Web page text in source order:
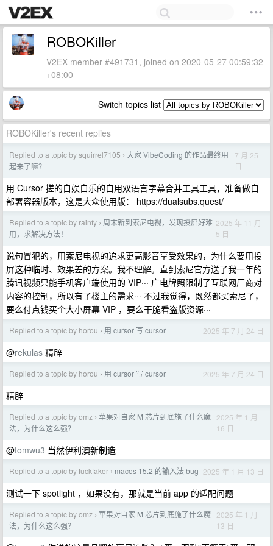
ROBOKiller
V2EX member #491731, joined on 2020-05-27 00:59:32
+08:00
Switch topics list
ROBOKiller's recent replies
Replied to a topic by squirrel7105 › 大家 VibeCoding 的作品最终用
起来了嘛？
7 月 25
日
用 Cursor 搓的自娱自乐的自用双语言字幕合并工具工具，准备做自
部署容器版本，这是大众使用版： https://dualsubs.quest/
Replied to a topic by rainfy › 周末新到索尼电视，发现投屏好难
用，求解决方法！
2025 年 11 月
5 日
说句冒犯的，用索尼电视的追求更高影音享受效果的，为什么要用投
屏这种临时、效果差的方案。我不理解。直到索尼官方送了我一年的
腾讯视频只能手机客户端使用的 VIP··· 广电牌照限制了互联网厂商对
内容的控制，所以有了楼主的需求··· 不过我觉得，既然都买索尼了，
要么付点钱买个大小屏幕 VIP ，要么干脆看盗版资源···
Replied to a topic by horou › 用 cursor 写 cursor 2025 年 7 月 24 日
@rekulas 精辟
Replied to a topic by horou › 用 cursor 写 cursor 2025 年 7 月 24 日
精辟
Replied to a topic by omz › 苹果对自家 M 芯片到底施了什么魔
法，为什么这么强？
2025 年 1 月
16 日
@tomwu3 当然伊利澳新制造
Replied to a topic by fuckfaker › macos 15.2 的输入法 bug 2025 年 1 月 13 日
测试一下 spotlight ，如果没有，那就是当前 app 的适配问题
Replied to a topic by omz › 苹果对自家 M 芯片到底施了什么魔
法，为什么这么强？
2025 年 1 月
13 日